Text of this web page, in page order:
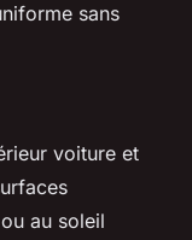
sans
voiture et
au soleil